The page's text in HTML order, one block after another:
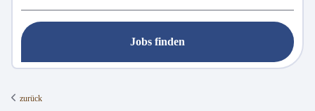
Jobs finden
zurück